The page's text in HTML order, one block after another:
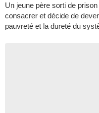
Un jeune père sorti de
consacrer et décide de
pauvreté et la dureté du